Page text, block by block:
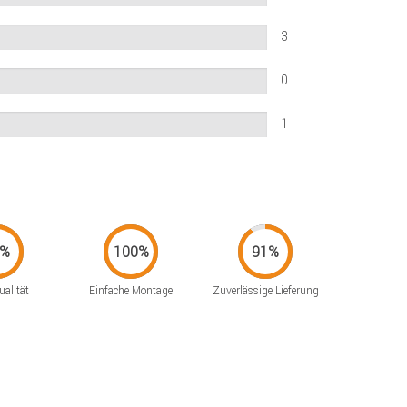
3
0
1
Einfache Montage Zuverlässige Lieferung